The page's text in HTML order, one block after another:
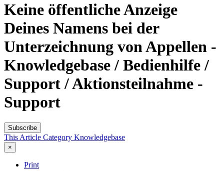
Keine öffentliche Anzeige
Deines Namens bei der
Unterzeichnung von Appellen -
Knowledgebase / Bedienhilfe /
Support / Aktionsteilnahme -
Support
Subscribe
This Article Category Knowledgebase
×
Print